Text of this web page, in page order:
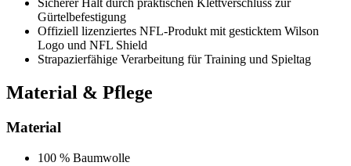
Sicherer Halt durch praktischen Klettverschluss zur
Gürtelbefestigung
Offiziell lizenziertes NFL-Produkt mit gesticktem Wilson
Logo und NFL Shield
Strapazierfähige Verarbeitung für Training und Spieltag
Material & Pflege
Material
100 % Baumwolle